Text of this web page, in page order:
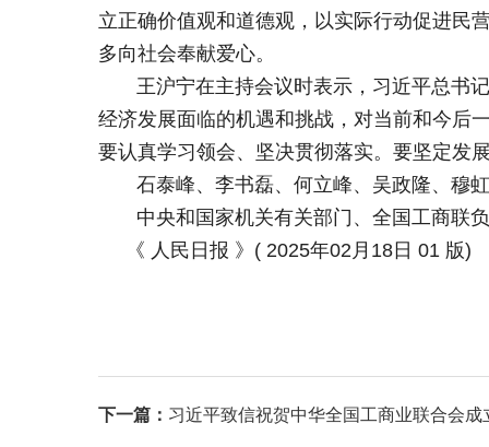
立正确价值观和道德观，以实际行动促进民
多向社会奉献爱心。
王沪宁在主持会议时表示，习近平总书记
经济发展面临的机遇和挑战，对当前和今后
要认真学习领会、坚决贯彻落实。要坚定发
石泰峰、李书磊、何立峰、吴政隆、穆
中央和国家机关有关部门、全国工商联负
《 人民日报 》( 2025年02月18日 01 版)
下一篇： 习近平致信祝贺中华全国工商业联合会成